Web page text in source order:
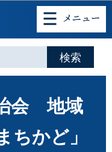
移動
会 地域
ちかど」